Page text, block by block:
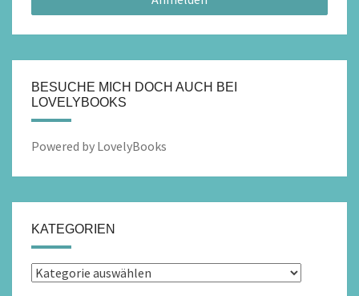
BESUCHE MICH DOCH AUCH BEI
LOVELYBOOKS
Powered by LovelyBooks
KATEGORIEN
Kategorien